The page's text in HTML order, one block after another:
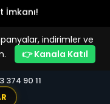
İmkanı!
indirimler ve
👉 Kanala Katıl
374 90 11